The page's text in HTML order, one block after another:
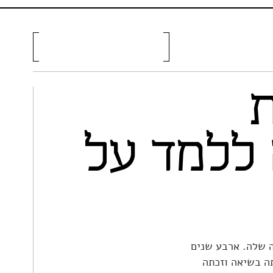
ללמד על
חיסל את הקריירה שלה. ארבע שנים
היתה בשיאה וזכתה